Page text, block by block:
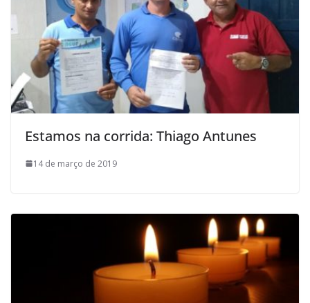
Estamos na corrida: Thiago Antunes
14 de março de 2019